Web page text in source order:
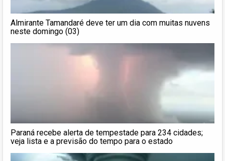
Almirante Tamandaré deve ter um dia com muitas nuvens
neste domingo (03)
Paraná recebe alerta de tempestade para 234 cidades;
veja lista e a previsão do tempo para o estado